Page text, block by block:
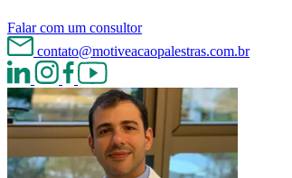
Falar com um consultor
contato@motiveacaopalestras.com.br